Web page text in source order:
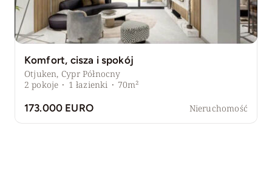
Komfort, cisza i spokój
Otjuken, Cypr Północny
2 pokoje · 1 łazienki · 70m²
173.000 EURO Nieruchomość